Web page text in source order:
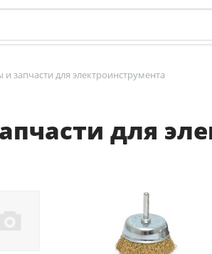
и запчасти для электроинструмента
для